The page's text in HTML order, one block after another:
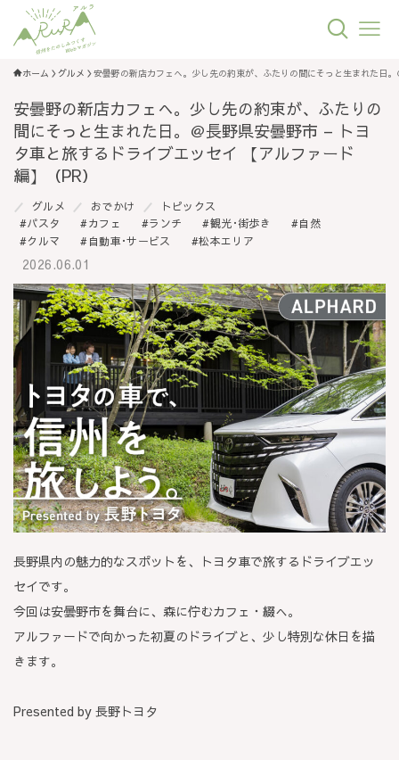
ホーム グルメ 安曇野の新店カフェへ。少し先の約束が、ふたりの間にそっと生まれた日
安曇野の新店カフェへ。少し先の約束が、ふたりの
間にそっと生まれた日。＠長野県安曇野市 – トヨ
タ車と旅するドライブエッセイ 【アルファード
編】（PR）
グルメ おでかけ
トピックス
パスタ
カフェ ランチ 観光･街歩き
自然
クルマ
自動車･サービス 松本エリア
2026.06.01
長野県内の魅力的なスポットを、トヨタ車で旅するドライブエッ
セイです。
今回は安曇野市を舞台に、森に佇むカフェ・綴へ。
アルファードで向かった初夏のドライブと、少し特別な休日を描
きます。
Presented by 長野トヨタ